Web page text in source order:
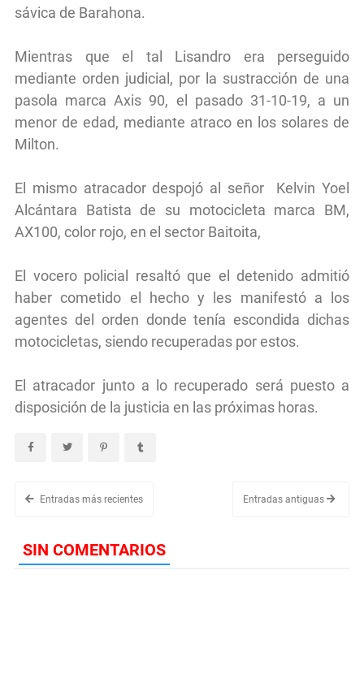
sávica de Barahona.
Mientras que el tal Lisandro era perseguido
mediante orden judicial, por la sustracción de una
pasola marca Axis 90, el pasado 31-10-19, a un
menor de edad, mediante atraco en los solares de
Milton.
El mismo atracador despojó al señor Kelvin Yoel
Alcántara Batista de su motocicleta marca BM,
AX100, color rojo, en el sector Baitoita,
El vocero policial resaltó que el detenido admitió
haber cometido el hecho y les manifestó a los
agentes del orden donde tenía escondida dichas
motocicletas, siendo recuperadas por estos.
El atracador junto a lo recuperado será puesto a
disposición de la justicia en las próximas horas.
Entradas más recientes Entradas antiguas
SIN COMENTARIOS